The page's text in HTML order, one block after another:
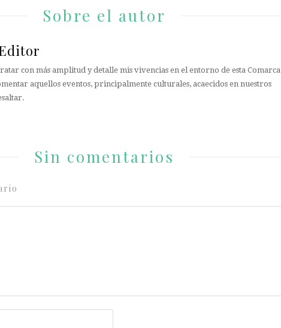
Sobre el autor
con más amplitud y detalle mis vivencias en el entorno de esta Comarca
aquellos eventos, principalmente culturales, acaecidos en nuestros
Sin comentarios